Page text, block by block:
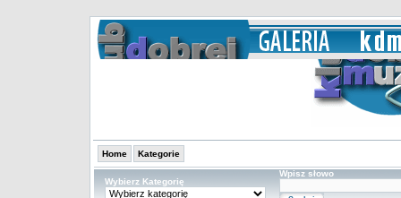
Home Kategorie
Wybierz Kategorię
Wpisz słowo